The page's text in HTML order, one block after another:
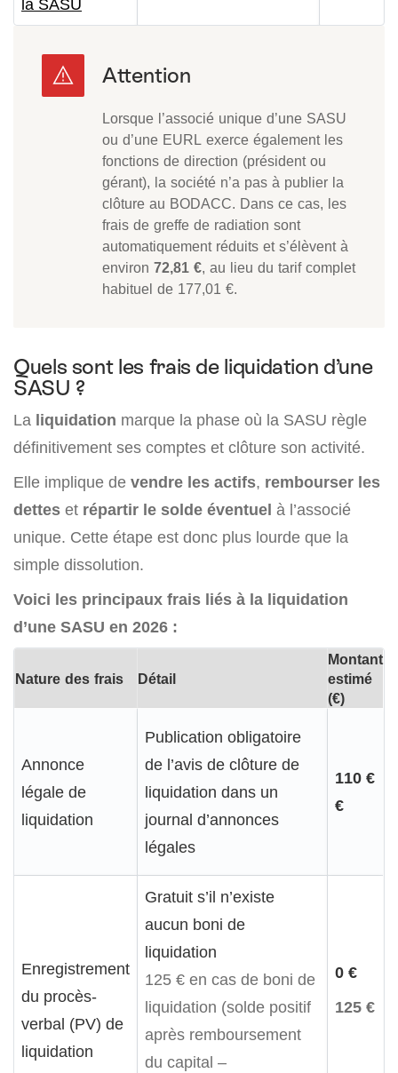
la SASU
Lorsque l’associé unique d’une SASU
ou d’une EURL exerce également les
fonctions de direction (président ou
gérant), la société n’a pas à publier la
clôture au BODACC. Dans ce cas, les
frais de greffe de radiation sont
automatiquement réduits et s’élèvent à
environ 72,81 €, au lieu du tarif complet
habituel de 177,01 €.
Quels sont les frais de liquidation d’une
SASU ?
La liquidation marque la phase où la SASU règle
définitivement ses comptes et clôture son activité.
Elle implique de vendre les actifs, rembourser les
dettes et répartir le solde éventuel à l’associé
unique. Cette étape est donc plus lourde que la
simple dissolution.
Voici les principaux frais liés à la liquidation
d’une SASU en 2026 :
Nature des frais Détail
Montant
estimé
(€)
Annonce
légale de
liquidation
Publication obligatoire
de l’avis de clôture de
liquidation dans un
journal d’annonces
légales
110 €
€
Enregistrement
du procès-
verbal (PV) de
liquidation
Gratuit s’il n’existe
aucun boni de
liquidation
125 € en cas de boni de
liquidation (solde positif
après remboursement
du capital –
0 €
125 €